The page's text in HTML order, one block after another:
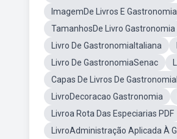
ImagemDe Livros E Gastronomia
TamanhosDe Livro Gastronomia
Livro De GastronomiaItaliana
Livro De GastronomiaSenac
Capas De Livros De
LivroDecoracao Gastronomia
Livroa Rota Das Especiarias PDF
LivroAdministração Aplicada À